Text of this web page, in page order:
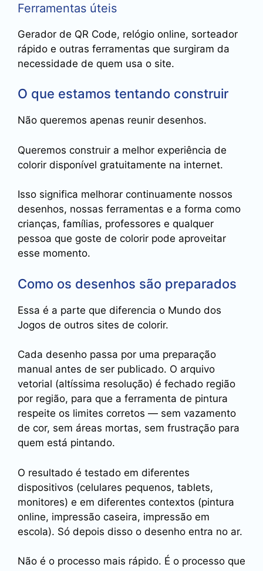
Ferramentas úteis
Gerador de QR Code, relógio online, sorteador
rápido e outras ferramentas que surgiram da
necessidade de quem usa o site.
O que estamos tentando construir
Não queremos apenas reunir desenhos.
Queremos construir a melhor experiência de
colorir disponível gratuitamente na internet.
Isso significa melhorar continuamente nossos
desenhos, nossas ferramentas e a forma como
crianças, famílias, professores e qualquer
pessoa que goste de colorir pode aproveitar
esse momento.
Como os desenhos são preparados
Essa é a parte que diferencia o Mundo dos
Jogos de outros sites de colorir.
Cada desenho passa por uma preparação
manual antes de ser publicado. O arquivo
vetorial (altíssima resolução) é fechado região
por região, para que a ferramenta de pintura
respeite os limites corretos — sem vazamento
de cor, sem áreas mortas, sem frustração para
quem está pintando.
O resultado é testado em diferentes
dispositivos (celulares pequenos, tablets,
monitores) e em diferentes contextos (pintura
online, impressão caseira, impressão em
escola). Só depois disso o desenho entra no ar.
Não é o processo mais rápido. É o processo que